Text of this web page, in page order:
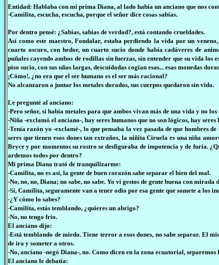
Entidad: Hablaba con mi prima Diana, al lado había un anciano que nos
-Camilita, escucha, escucha, porque el señor dice cosas sabías.
Por dentro pensé: ¿Sabias, sabias de verdad?, está contando crueldades.
Así como este maestro, Fondalar, estaba perdiendo la vida por un
cuarto oscuro, con hedor, un cuarto sucio donde había cadáveres de
puñales cayendo ambos de rodillas sin fuerzas, sin entender que su vida los
piso sucio, con sus uñas largas, descuidadas cogían esas... esas monedas
¡Cómo!, ¿no era que el ser humano es el ser más racional?
No alcanzaron a juntar los metales dorados, sus cuerpos quedaron sin vida.
Le pregunté al anciano:
-Pero señor, si había metales para que ambos vivan más de una vida y no
-Niña -exclamó el anciano-, hay seres humanos que no son lógicos, hay
-Tenía razón yo -exclamé-, lo que pensaba la vez pasada de que hombres
seres que tienen esos dones tan extraños, la niñita Ciruela es una niña
Bryce y por momentos su rostro se desfiguraba de impotencia y de furia.
ardemos todos por dentro?
Mi prima Diana trató de tranquilizarme:
-Camilita, no es así, la gente de buen corazón sabe separar el bien del mal.
-No, no, no, Diana; no sabe, no sabe. Yo vi gestos de gente buena con
-Sí, Camilita, seguramente van a tener odio por esa gente que somete a los
-¿Y cómo lo sabes?
-Camilita, estás temblando, ¿quieres un abrigo?
-No, no tengo frio.
El anciano dijo:
-Está temblando de miedo. Tiene terror a esos dones, no sabe separar. El
de ira y someter a otros.
-No, anciano -negó Diana-, no. Como dicen en la zona ecuatorial, separemos
El anciano le debatía: